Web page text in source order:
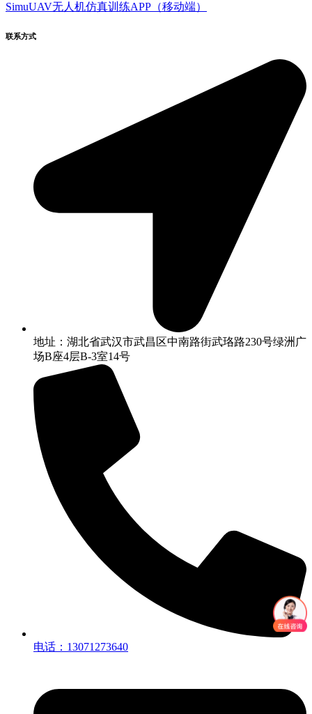
SimuUAV无人机仿真训练APP（移动端）
联系方式
地址：湖北省武汉市武昌区中南路街武珞路230号绿洲广
场B座4层B-3室14号
电话：13071273640